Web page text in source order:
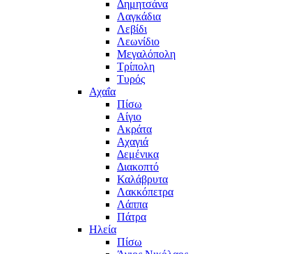
Δημητσάνα
Λαγκάδια
Λεβίδι
Λεωνίδιο
Μεγαλόπολη
Τρίπολη
Τυρός
Αχαΐα
Πίσω
Αίγιο
Ακράτα
Αχαγιά
Δεμένικα
Διακοπτό
Καλάβρυτα
Λακκόπετρα
Λάππα
Πάτρα
Ηλεία
Πίσω